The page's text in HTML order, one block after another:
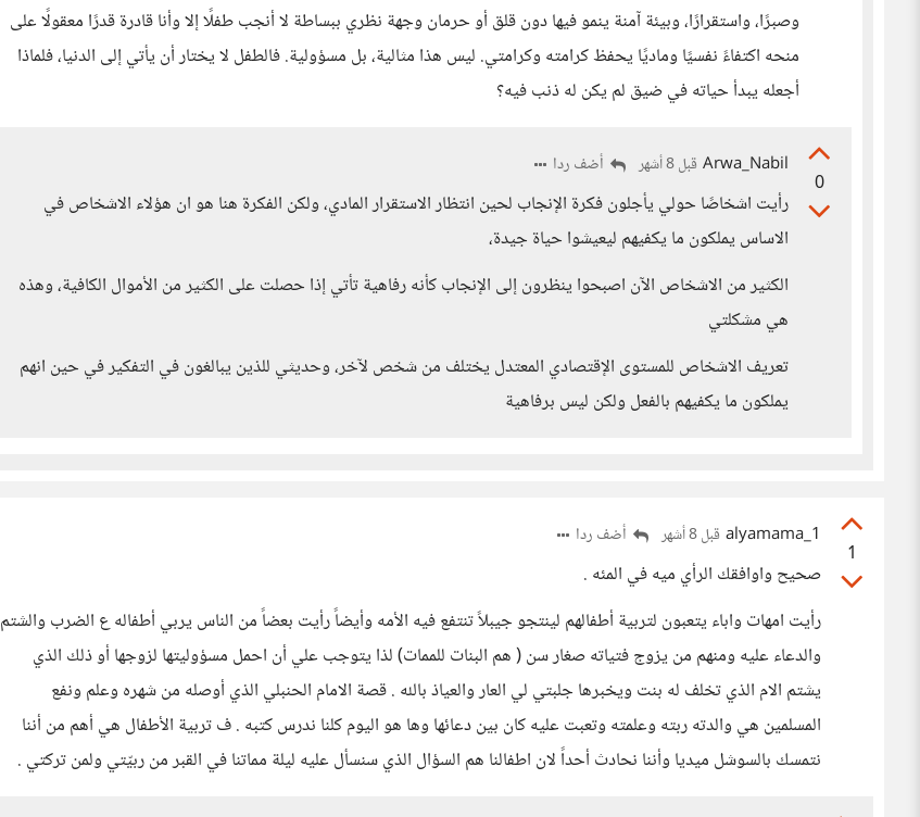
وصبرًا، واستقرارًا، وبيئة آمنة ينمو فيها دون قلق أو حرمان وجهة نظري ببساطة لا أنجب طفلًا إلا وأنا قادرة قدرًا معقولًا على
منحه اكتفاءً نفسيًا وماديًا يحفظ كرامته وكرامتي. ليس هذا مثالية، بل مسؤولية. فالطفل لا يختار أن يأتي إلى الدنيا، فلماذا
أجعله يبدأ حياته في ضيق لم يكن له ذنب فيه؟
0
Arwa_Nabil قبل 8 أشهر أضف ردا
رأيت اشخاصًا حولي يأجلون فكرة الإنجاب لحين انتظار الاستقرار المادي، ولكن الفكرة هنا هو ان هؤلاء الاشخاص في
الاساس يملكون ما يكفيهم ليعيشوا حياة جيدة،
الكثير من الاشخاص الآن اصبحوا ينظرون إلى الإنجاب كأنه رفاهية تأتي إذا حصلت على الكثير من الأموال الكافية، وهذه
هي مشكلتي
تعريف الاشخاص للمستوى الإقتصادي المعتدل يختلف من شخص لآخر، وحديثي للذين يبالغون في التفكير في حين انهم
يملكون ما يكفيهم بالفعل ولكن ليس برفاهية
1
alyamama_1 قبل 8 أشهر أضف ردا
صحيح واوافقك الرأي ميه في المئه .
رأيت امهات واباء يتعبون لتربية أطفالهم لينتجو جيبلاً تنتفع فيه الأمه وأيضاً رأيت بعضاً من الناس يربي أطفاله ع الضرب والشتم
والدعاء عليه ومنهم من يزوج فتياته صغار سن ( هم البنات للممات) لذا يتوجب علي أن احمل مسؤوليتها لزوجها أو ذلك الذي
يشتم الام الذي تخلف له بنت ويخبرها جلبتي لي العار والعياذ بالله . قصة الامام الحنبلي الذي أوصله من شهره وعلم ونفع
المسلمين هي والدته ربته وعلمته وتعبت عليه كان بين دعائها وها هو اليوم كلنا ندرس كتبه . ف تربية الأطفال هي أهم من أننا
نتمسك بالسوشل ميديا وأننا نحادث أحداً لان اطفالنا هم السؤال الذي سنسأل عليه ليلة مماتنا في القبر من ربيّتي ولمن تركتي .